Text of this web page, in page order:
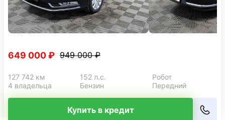
649 000 ₽ 949 000 ₽
127 742 км 152 л.с.
Робот
4 владельца
Бензин Передний
Купить в кредит